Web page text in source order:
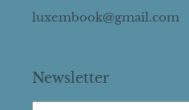
luxembook@gmail.com
Newsletter